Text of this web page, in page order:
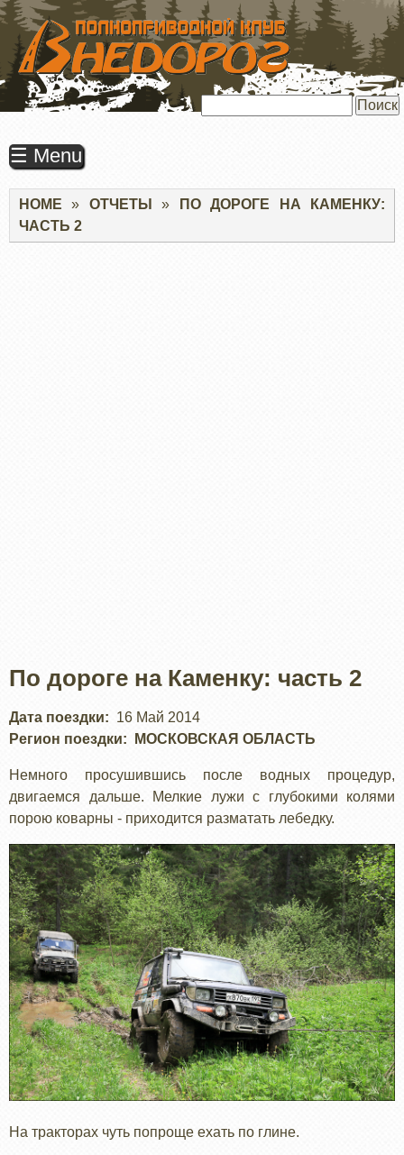
ПЕРЕЙТИ
ОСНОВНОМУ
СОДЕРЖАНИЮ
☰ Menu
Строка
навигации
HOME ОТЧЕТЫ
ПО ДОРОГЕ НА КАМЕНКУ:
ЧАСТЬ 2
По дороге на Каменку: часть 2
Дата поездки
16 Май 2014
Регион поездки
МОСКОВСКАЯ ОБЛАСТЬ
Немного просушившись после водных процедур,
двигаемся дальше. Мелкие лужи с глубокими колями
порою коварны - приходится разматать лебедку.
На тракторах чуть попроще ехать по глине.